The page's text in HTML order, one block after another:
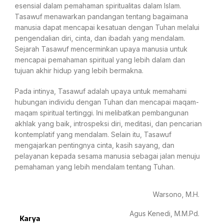
esensial dalam pemahaman spiritualitas dalam Islam.
Tasawuf menawarkan pandangan tentang bagaimana
manusia dapat mencapai kesatuan dengan Tuhan melalui
pengendalian diri, cinta, dan ibadah yang mendalam.
Sejarah Tasawuf mencerminkan upaya manusia untuk
mencapai pemahaman spiritual yang lebih dalam dan
tujuan akhir hidup yang lebih bermakna.
Pada intinya, Tasawuf adalah upaya untuk memahami
hubungan individu dengan Tuhan dan mencapai maqam-
maqam spiritual tertinggi. Ini melibatkan pembangunan
akhlak yang baik, introspeksi diri, meditasi, dan pencarian
kontemplatif yang mendalam. Selain itu, Tasawuf
mengajarkan pentingnya cinta, kasih sayang, dan
pelayanan kepada sesama manusia sebagai jalan menuju
pemahaman yang lebih mendalam tentang Tuhan.
Karya
Warsono, M.H.
Agus Kenedi, M.M.Pd.